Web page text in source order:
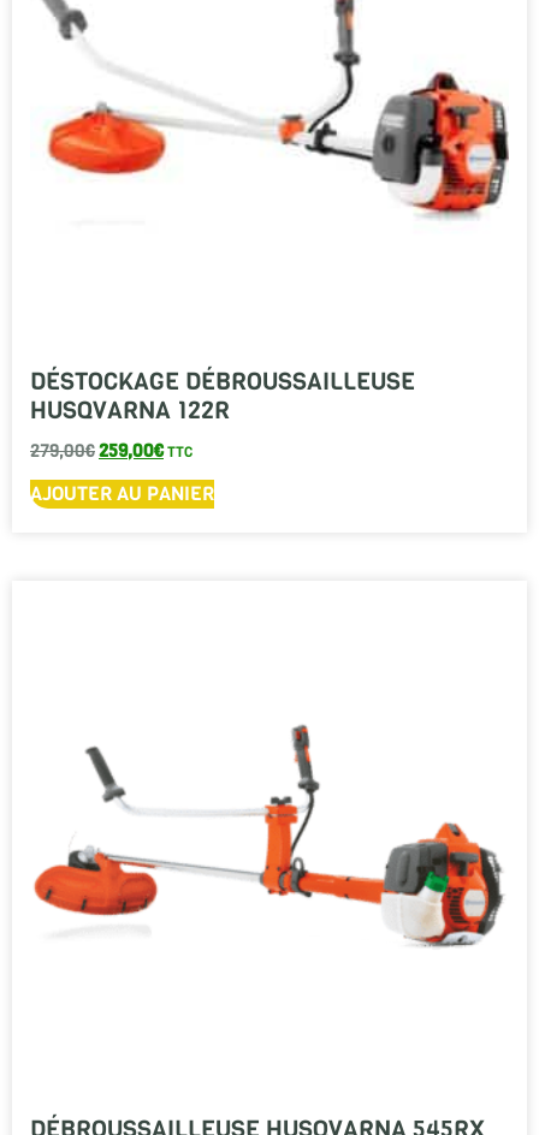
DÉSTOCKAGE DÉBROUSSAILLEUSE
HUSQVARNA 122R
279,00€259,00€TTC
AJOUTER AU PANIER